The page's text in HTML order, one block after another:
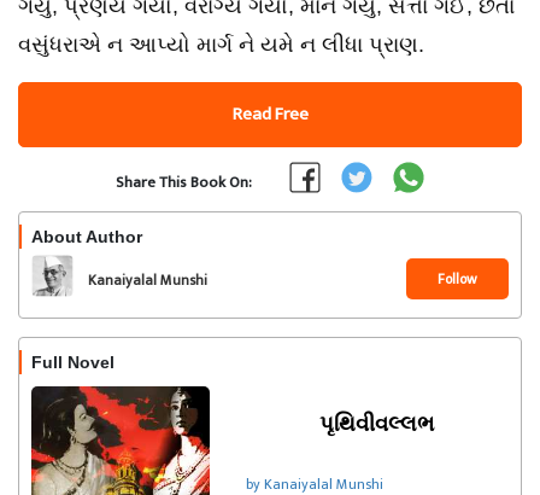
ગયું, પ્રણય ગયો, વૈરાગ્ય ગયો, માન ગયું, સત્તા ગઈ, છતાં
વસુંધરાએ ન આપ્યો માર્ગ ને યમે ન લીધા પ્રાણ.
Read Free
Share This Book On:
About Author
Kanaiyalal Munshi Follow
Full Novel
પૃથિવીવલ્લભ
by Kanaiyalal Munshi